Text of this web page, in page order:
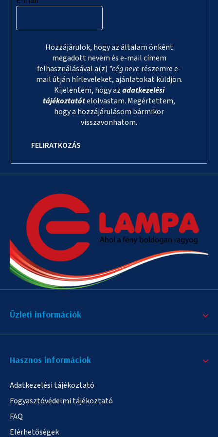
Hozzájárulok, hogy az általam önként
megadott nevem és e-mail címem
felhasználásával a(z) *cég neverészemre e-
mail útján hírleveleket, ajánlatokat küldjön.
Kijelentem, hogy azadatkezelési
tájékoztatótelolvastam. Megértettem,
hogy a hozzájárulásom bármikor
visszavonhatom.
FELIRATKOZÁS
Üzleti információk
Hasznos informáciok
Adatkezelési tájékoztató
Fogyasztóvédelmi tájékoztató
FAQ
Elérhetőségek